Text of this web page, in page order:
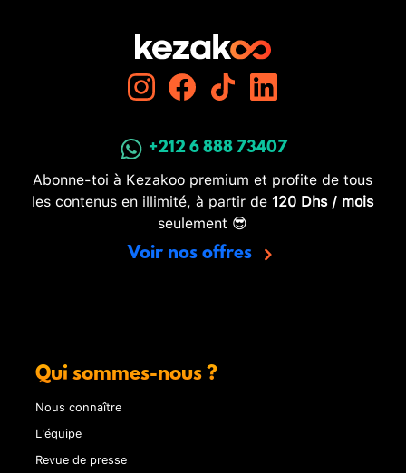
+212 6 888 73407
Abonne-toi à Kezakoo premium et profite de tous
les contenus en illimité, à partir de 120 Dhs / mois
seulement 😎
Voir nos offres
Qui sommes-nous ?
Nous connaître
L'équipe
Revue de presse